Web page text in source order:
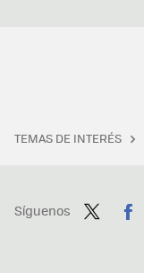
TEMAS DE INTERÉS
Síguenos